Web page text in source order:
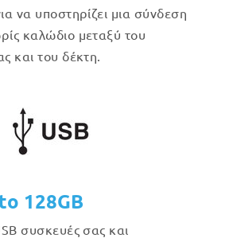
να υποστηρίζει μια σύνδεση
καλώδιο μεταξύ του
και του δέκτη.
128GB
συσκευές σας και